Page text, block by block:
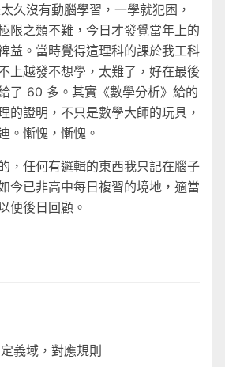
久沒有動腦學習，一學就犯困，
限之類不難，今日才發覺當年上的
益。當時覺得這理科的課於我工科
上越發不想學，太難了，好在最後
了 60 多。其實《數學分析》給的
的證明，不只是數學大師的玩具，
。慚愧，慚愧。
，任何有邏輯的東西我只記在腦子
今已非高中每日複習的境地，適當
便後日回顧。
義域，對應規則